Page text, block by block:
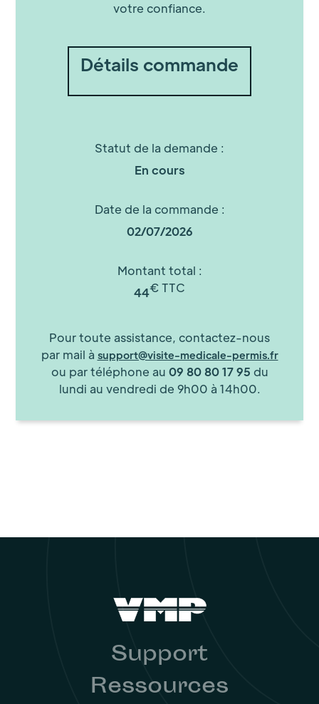
votre confiance.
Détails commande
Statut de la demande :
En cours
Date de la commande :
02/07/2026
Montant total :
44€ TTC
Pour toute assistance, contactez-nous
par mail à support@visite-medicale-permis.fr
ou par téléphone au 09 80 80 17 95 du
lundi au vendredi de 9h00 à 14h00.
Support
Ressources